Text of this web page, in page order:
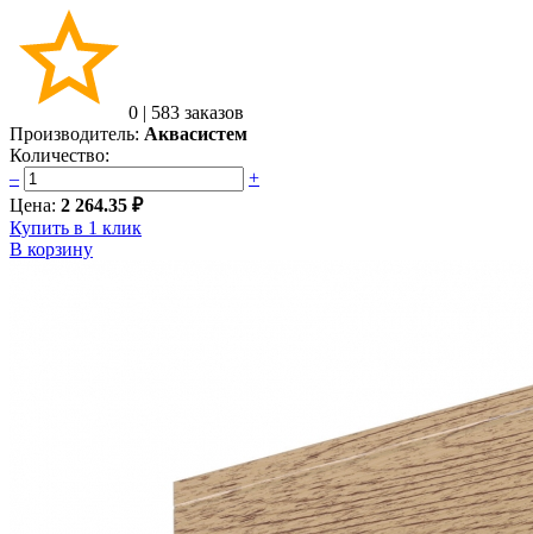
0 | 583 заказов
Производитель: Аквасистем
Количество:
–
+
Цена: 2 264.35 ₽
Купить в 1 клик
В корзину